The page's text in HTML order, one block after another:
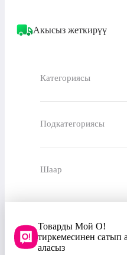
Акысыз жеткирүү
Категориясы
Подкатегориясы
Шаар
Товарды Мой О!
тиркемесинен сатып
аласыз